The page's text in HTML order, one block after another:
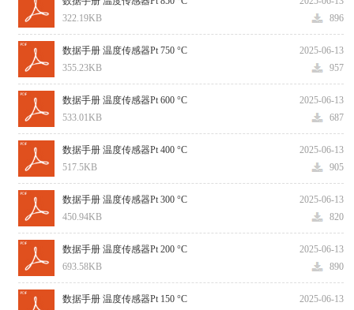
896
322.19KB
2025-06-13
数据手册 温度传感器Pt 750 °C
957
355.23KB
2025-06-13
数据手册 温度传感器Pt 600 °C
687
533.01KB
2025-06-13
数据手册 温度传感器Pt 400 °C
905
517.5KB
2025-06-13
数据手册 温度传感器Pt 300 °C
820
450.94KB
2025-06-13
数据手册 温度传感器Pt 200 °C
890
693.58KB
2025-06-13
数据手册 温度传感器Pt 150 °C